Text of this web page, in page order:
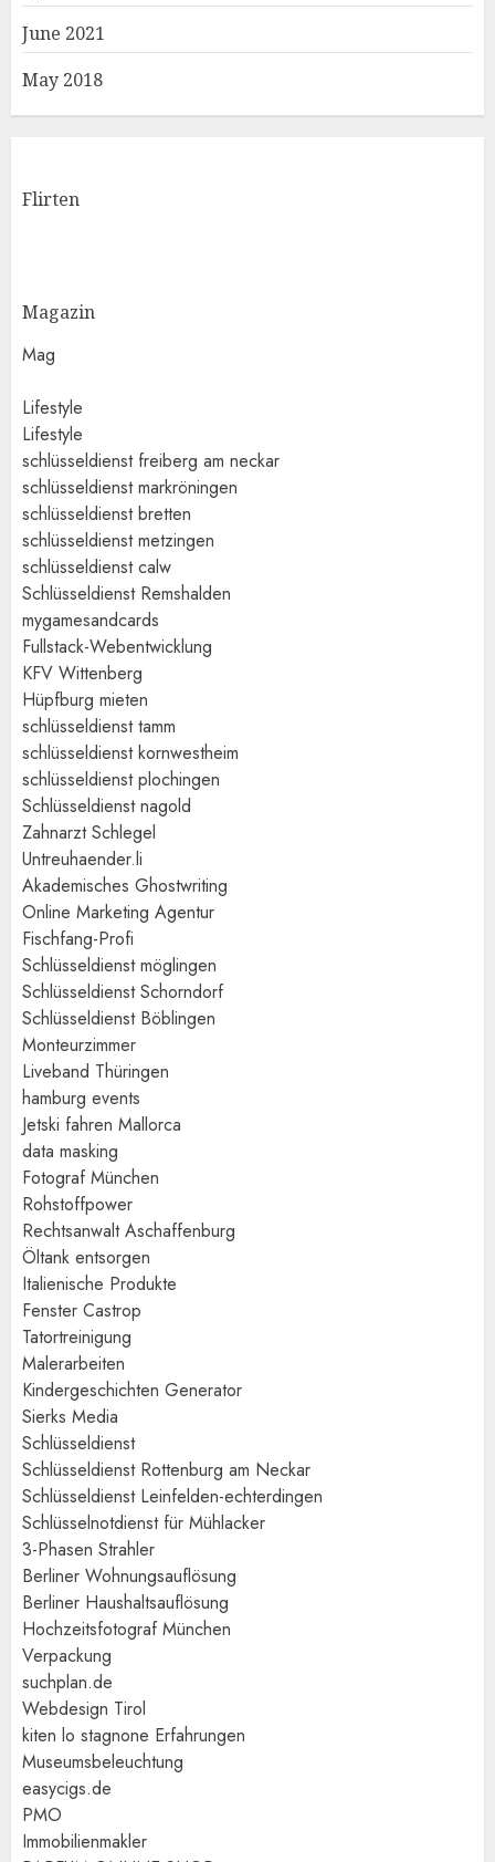
June 2021
May 2018
Flirten
Magazin
Mag
Lifestyle
Lifestyle
schlüsseldienst freiberg am neckar
schlüsseldienst markröningen
schlüsseldienst bretten
schlüsseldienst metzingen
schlüsseldienst calw
Schlüsseldienst Remshalden
mygamesandcards
Fullstack-Webentwicklung
KFV Wittenberg
Hüpfburg mieten
schlüsseldienst tamm
schlüsseldienst kornwestheim
schlüsseldienst plochingen
Schlüsseldienst nagold
Zahnarzt Schlegel
Untreuhaender.li
Akademisches Ghostwriting
Online Marketing Agentur
Fischfang-Profi
Schlüsseldienst möglingen
Schlüsseldienst Schorndorf
Schlüsseldienst Böblingen
Monteurzimmer
Liveband Thüringen
hamburg events
Jetski fahren Mallorca
data masking
Fotograf München
Rohstoffpower
Rechtsanwalt Aschaffenburg
Öltank entsorgen
Italienische Produkte
Fenster Castrop
Tatortreinigung
Malerarbeiten
Kindergeschichten Generator
Sierks Media
Schlüsseldienst
Schlüsseldienst Rottenburg am Neckar
Schlüsseldienst Leinfelden-echterdingen
Schlüsselnotdienst für Mühlacker
3-Phasen Strahler
Berliner Wohnungsauflösung
Berliner Haushaltsauflösung
Hochzeitsfotograf München
Verpackung
suchplan.de
Webdesign Tirol
kiten lo stagnone Erfahrungen
Museumsbeleuchtung
easycigs.de
PMO
Immobilienmakler